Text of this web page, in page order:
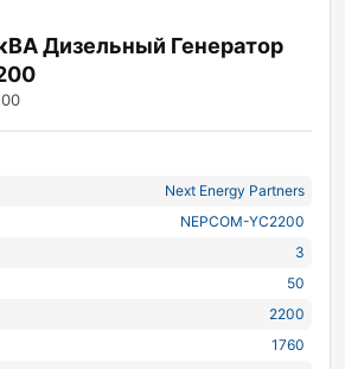
Дизельный Генератор
Next Energy Partners
NEPCOM-YC2200
3
50
2200
1760